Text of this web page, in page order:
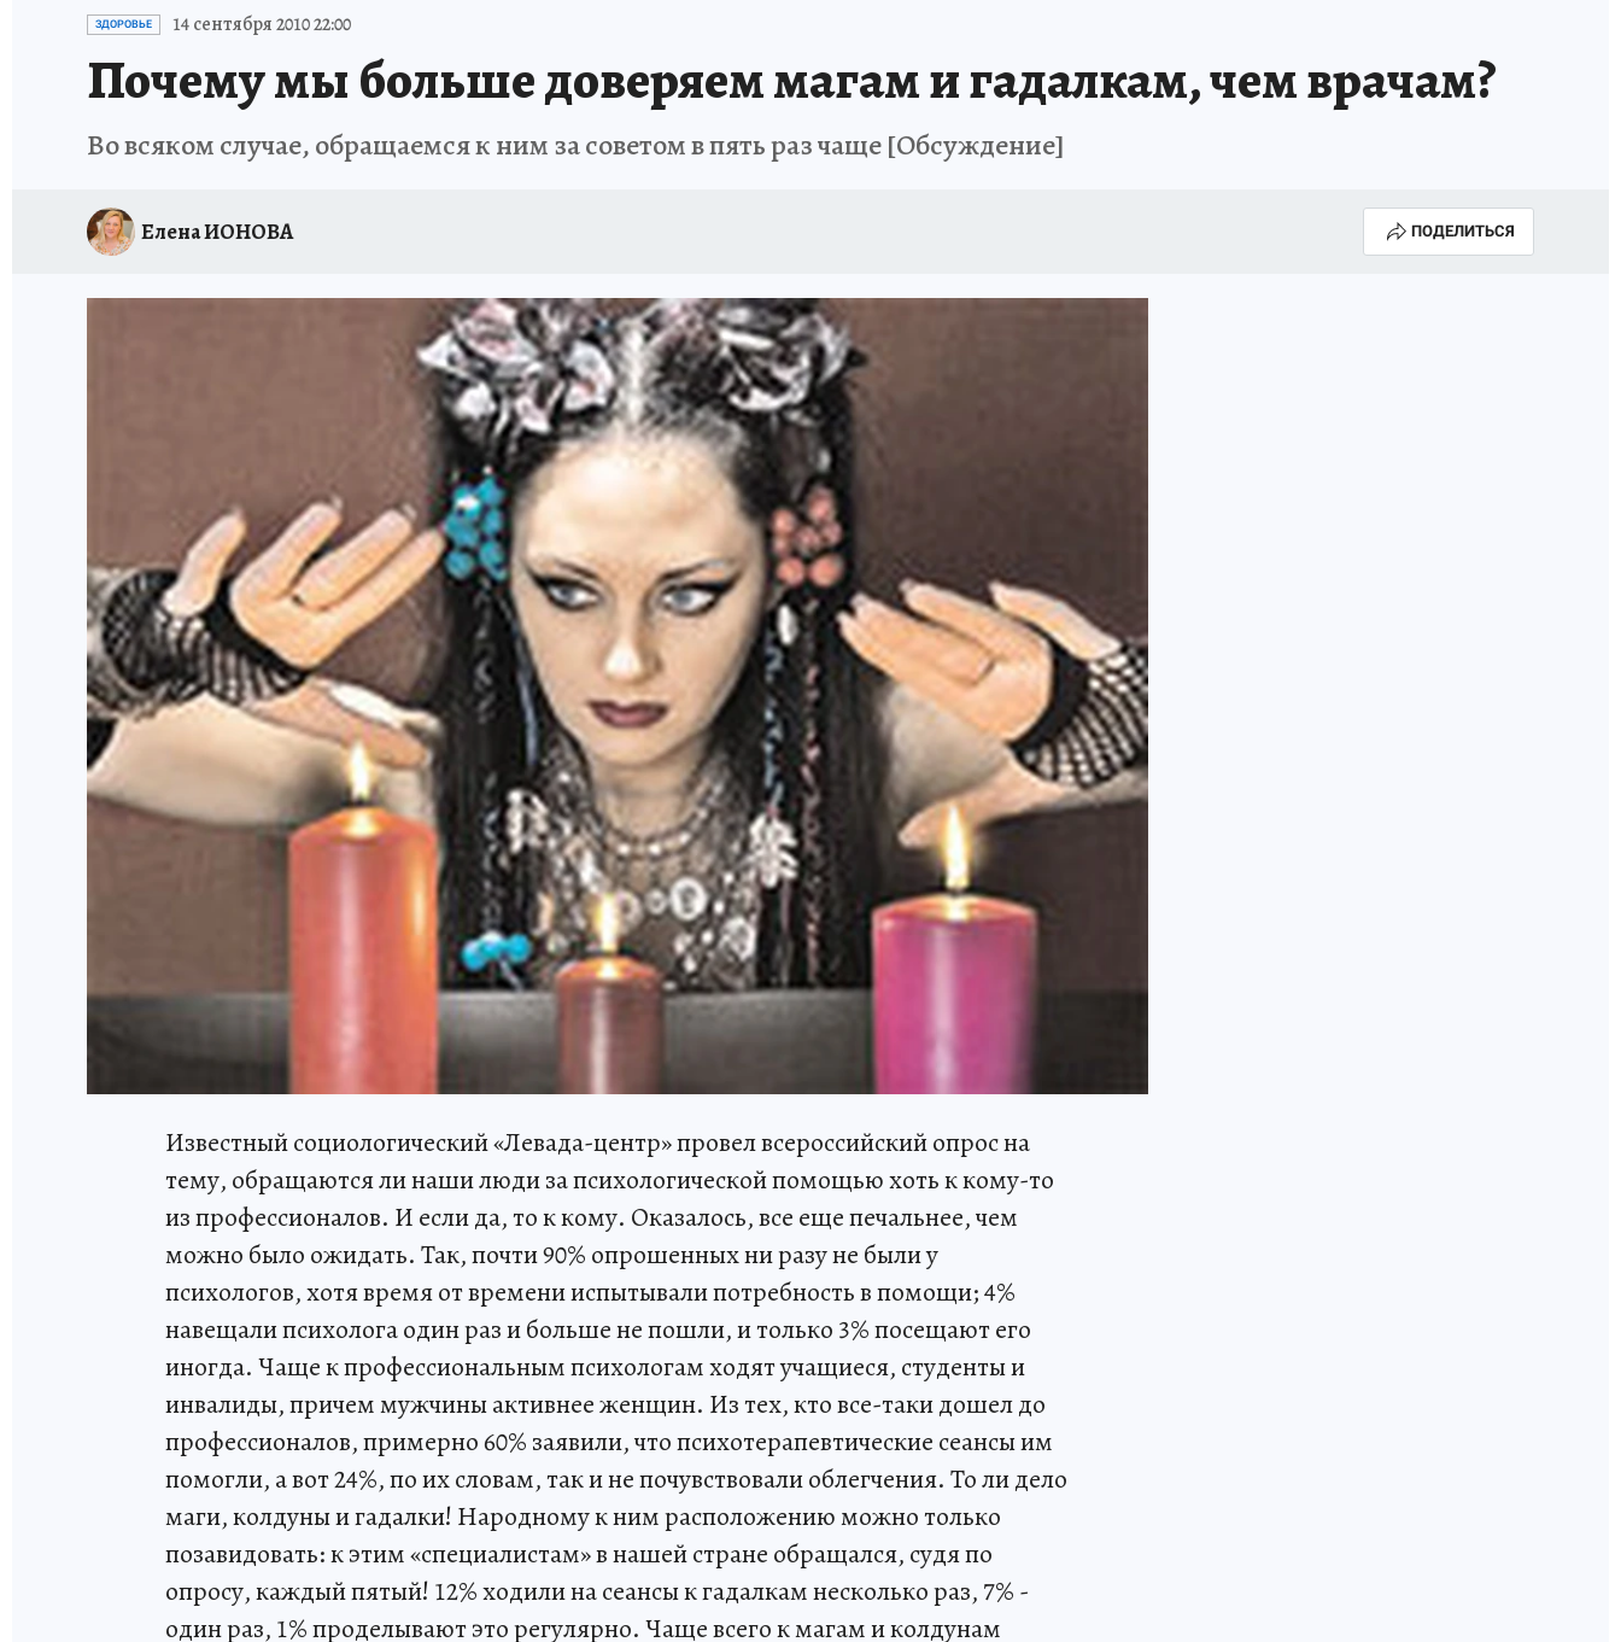
ИСПЫТАНО НА СЕБЕ
ЗДОРОВЬЕ 14 сентября 2010 22:00
Почему мы больше доверяем магам и гадалкам, чем врачам?
Во всяком случае, обращаемся к ним за советом в пять раз чаще [Обсуждение]
Елена ИОНОВА ПОДЕЛИТЬСЯ
Известный социологический «Левада-центр» провел всероссийский опрос на
тему, обращаются ли наши люди за психологической помощью хоть к кому-то
из профессионалов. И если да, то к кому. Оказалось, все еще печальнее, чем
можно было ожидать. Так, почти 90% опрошенных ни разу не были у
психологов, хотя время от времени испытывали потребность в помощи; 4%
навещали психолога один раз и больше не пошли, и только 3% посещают его
иногда. Чаще к профессиональным психологам ходят учащиеся, студенты и
инвалиды, причем мужчины активнее женщин. Из тех, кто все-таки дошел до
профессионалов, примерно 60% заявили, что психотерапевтические сеансы им
помогли, а вот 24%, по их словам, так и не почувствовали облегчения. То ли дело
маги, колдуны и гадалки! Народному к ним расположению можно только
позавидовать: к этим «специалистам» в нашей стране обращался, судя по
опросу, каждый пятый! 12% ходили на сеансы к гадалкам несколько раз, 7% -
один раз, 1% проделывают это регулярно. Чаще всего к магам и колдунам